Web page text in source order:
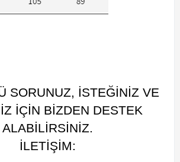
SORUNUZ, İSTEĞİNİZ VE
İÇİN BİZDEN DESTEK
ALABİLİRSİNİZ.
İLETİŞİM: